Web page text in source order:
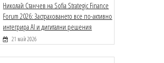
Николай Станчев на Sofia Strategic Finance
Forum 2026: Застраховането все по-активно
интегрира AI и дигитални решения
21 май 2026